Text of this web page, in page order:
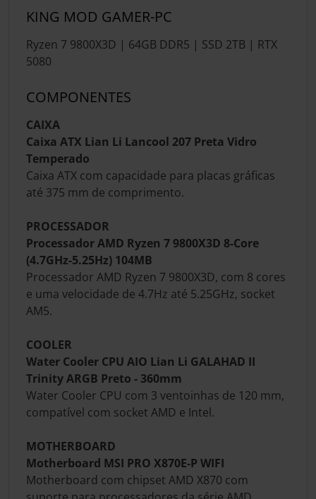
KING MOD GAMER-PC
Ryzen 7 9800X3D | 64GB DDR5 | SSD 2TB | RTX
5080
COMPONENTES
CAIXA
Caixa ATX Lian Li Lancool 207 Preta Vidro
Temperado
Caixa ATX com capacidade para placas gráficas
até 375 mm de comprimento.
PROCESSADOR
Processador AMD Ryzen 7 9800X3D 8-Core
(4.7GHz-5.25Hz) 104MB
Processador AMD Ryzen 7 9800X3D, com 8 cores
e uma velocidade de 4.7Hz até 5.25GHz, socket
AM5.
COOLER
Water Cooler CPU AIO Lian Li GALAHAD II
Trinity ARGB Preto - 360mm
Water Cooler CPU com 3 ventoinhas de 120 mm,
compatível com socket AMD e Intel.
MOTHERBOARD
Motherboard MSI PRO X870E-P WIFI
Motherboard com chipset AMD X870 com